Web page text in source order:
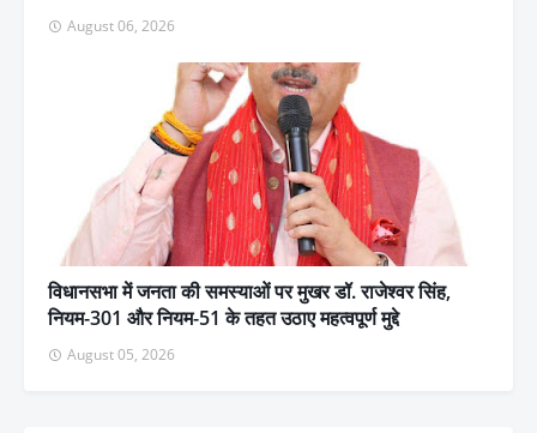
August 06, 2026
विधानसभा में जनता की समस्याओं पर मुखर डॉ. राजेश्वर सिंह,
नियम-301 और नियम-51 के तहत उठाए महत्वपूर्ण मुद्दे
August 05, 2026